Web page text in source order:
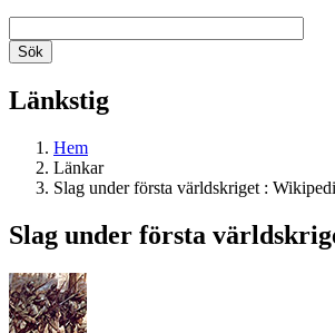
Länkstig
Hem
Länkar
Slag under första världskriget :
Slag under första